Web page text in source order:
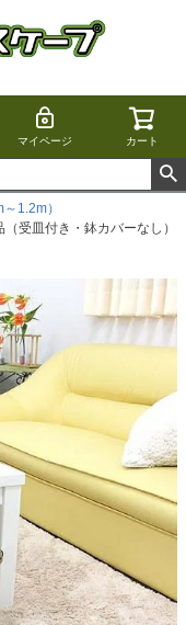
マイページ カート
1.2m）
受皿付き・鉢カバーなし）